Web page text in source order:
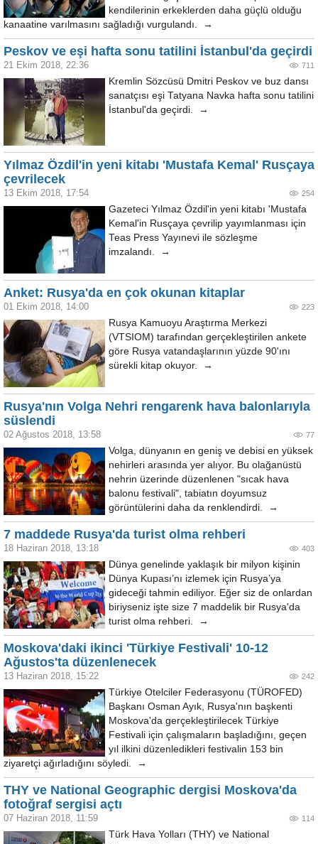
kendilerinin erkeklerden daha güçlü olduğu
kanaatine varılmasını sağladığı vurgulandı. →
Peskov ve eşi hafta sonu tatilini İstanbul'da geçirdi
21 Ekim 2018, 22:36 711
Kremlin Sözcüsü Dmitri Peskov ve buz dansı
sanatçısı eşi Tatyana Navka hafta sonu tatilini
İstanbul'da geçirdi. →
Yılmaz Özdil'in yeni kitabı 'Mustafa Kemal' Rusçaya
çevrilecek
13 Ekim 2018, 17:54 254
Gazeteci Yılmaz Özdil'in yeni kitabı 'Mustafa
Kemal'in Rusçaya çevrilip yayımlanması için
Teas Press Yayınevi ile sözleşme
imzalandı. →
Anket: Rusya'da en çok okunan kitaplar
01 Ekim 2018, 14:00 223
Rusya Kamuoyu Araştırma Merkezi
(VTSIOM) tarafından gerçekleştirilen ankete
göre Rusya vatandaşlarının yüzde 90'ını
sürekli kitap okuyor. →
Rusya'nın Volga Nehri rengarenk hava balonlarıyla
süslendi
02 Ağustos 2018, 13:58 77
Volga, dünyanın en geniş ve debisi en yüksek
nehirleri arasında yer alıyor. Bu olağanüstü
nehrin üzerinde düzenlenen "sıcak hava
balonu festivali", tabiatın doyumsuz
görüntülerini daha da renklendirdi. →
7 maddede Rusya'da turist olma rehberi
18 Haziran 2018, 13:18 403
Dünya genelinde yaklaşık bir milyon kişinin
Dünya Kupası’nı izlemek için Rusya’ya
gideceği tahmin ediliyor. Eğer siz de onlardan
biriyseniz işte size 7 maddelik bir Rusya'da
turist olma rehberi. →
Moskova'daki ikinci 'Türkiye Festivali' 10-12
Ağustos'ta düzenlenecek
13 Haziran 2018, 15:22 242
Türkiye Otelciler Federasyonu (TÜROFED)
Başkanı Osman Ayık, Rusya'nın başkenti
Moskova'da gerçekleştirilecek Türkiye
Festivali için çalışmaların başladığını, geçen
yıl ilkini düzenledikleri festivalin 153 bin
ziyaretçi ağırladığını söyledi. →
THY ve National Geographic dergisi Moskova'da
fotoğraf sergisi açtı
07 Haziran 2018, 11:59 114
Türk Hava Yolları (THY) ve National